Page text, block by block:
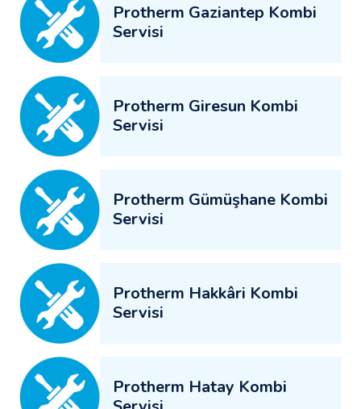
Protherm Gaziantep Kombi
Servisi
Protherm Giresun Kombi
Servisi
Protherm Gümüşhane Kombi
Servisi
Protherm Hakkâri Kombi
Servisi
Protherm Hatay Kombi